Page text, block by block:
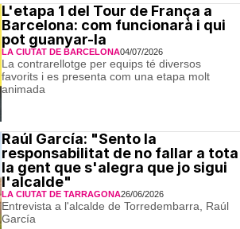
L'etapa 1 del Tour de França a
Barcelona: com funcionarà i qui
pot guanyar-la
LA CIUTAT DE BARCELONA04/07/2026
La contrarellotge per equips té diversos
favorits i es presenta com una etapa molt
animada
Raúl García: "Sento la
responsabilitat de no fallar a tota
la gent que s'alegra que jo sigui
l'alcalde"
LA CIUTAT DE TARRAGONA26/06/2026
Entrevista a l'alcalde de Torredembarra, Raúl
García